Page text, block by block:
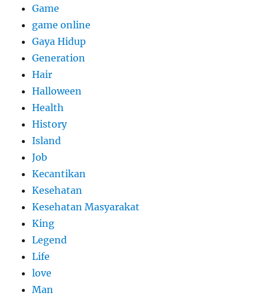
Game
game online
Gaya Hidup
Generation
Hair
Halloween
Health
History
Island
Job
Kecantikan
Kesehatan
Kesehatan Masyarakat
King
Legend
Life
love
Man